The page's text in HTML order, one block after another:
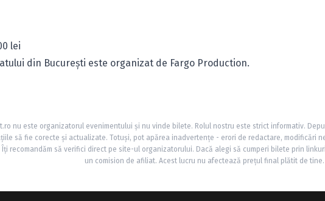
lei
din București este organizat de Fargo Production.
nu este organizatorul evenimentului și nu vinde bilete. Rolul nostru este strict informativ.
să fie corecte și actualizate. Totuși, pot apărea inadvertențe - erori de redactare, modificări
Îți recomandăm să verifici direct pe site-ul organizatorului. Dacă alegi să cumperi bilete prin
un comision de afiliat. Acest lucru nu afectează prețul final plătit de tine.